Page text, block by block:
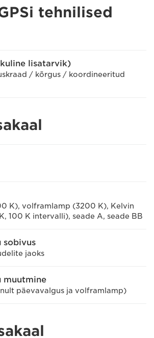
tehnilised
lisatarvik)
/ kõrgus / koordineeritud
K), volframlamp (3200 K), Kelvin
100 K intervalli), seade A, seade BB
sobivus
jaoks
muutmine
päevavalgus ja volframlamp)